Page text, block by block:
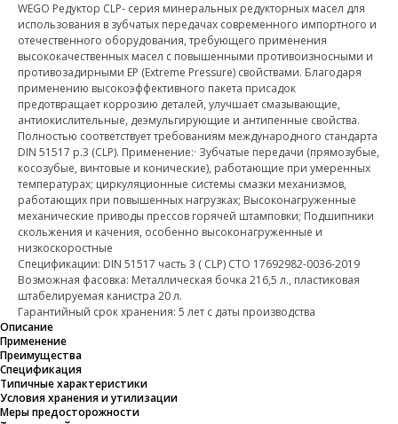
WEGO Редуктор CLP- серия минеральных редукторных масел для
использования в зубчатых передачах современного импортного и
отечественного оборудования, требующего применения
высококачественных масел с повышенными противоизносными и
противозадирными ЕР (Extreme Pressure) свойствами. Благодаря
применению высокоэффективного пакета присадок
предотвращает коррозию деталей, улучшает смазывающие,
антиокислительные, деэмульгирующие и антипенные свойства.
Полностью соответствует требованиям международного стандарта
DIN 51517 p.3 (CLP). Применение:· Зубчатые передачи (прямозубые,
косозубые, винтовые и конические), работающие при умеренных
температурах; циркуляционные системы смазки механизмов,
работающих при повышенных нагрузках; Высоконагруженные
механические приводы прессов горячей штамповки; Подшипники
скольжения и качения, особенно высоконагруженные и
низкоскоростные
Спецификации: DIN 51517 часть 3 ( CLP) СТО 17692982-0036-2019
Возможная фасовка: Металлическая бочка 216,5 л., пластиковая
штабелируемая канистра 20 л.
Гарантийный срок хранения: 5 лет с даты производства
Описание
Применение
Преимущества
Спецификация
Типичные характеристики
Условия хранения и утилизации
Меры предосторожности